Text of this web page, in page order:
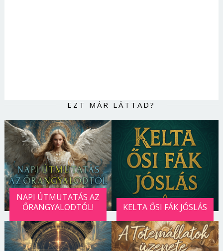
EZT MÁR LÁTTAD?
NAPI ÚTMUTATÁS AZ
ŐRANGYALODTÓL!
KELTA ŐSI FÁK JÓSLÁS